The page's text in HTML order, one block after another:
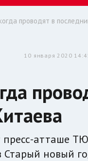
проводят в
10 января 2020
атташе
новый